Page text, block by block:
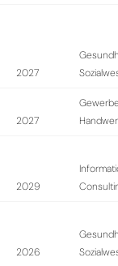
2027
2027
2029
2026